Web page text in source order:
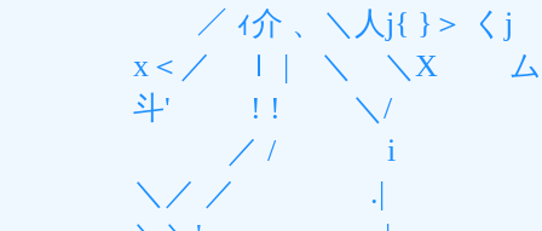
／ ｨ介 、＼人j{
x＜／ ｌ | ＼ ＼
斗' ! ! ＼/
／ / i
＼／ ／ .| /